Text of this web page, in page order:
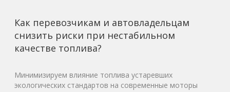
Как перевозчикам и автовладельцам
снизить риски при нестабильном
качестве топлива?
Минимизируем влияние топлива устаревших
экологических стандартов на современные моторы